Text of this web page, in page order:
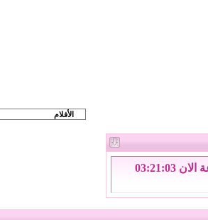
الاحد 9 من اغسطس 2026 , الساعة الان 03:21:04